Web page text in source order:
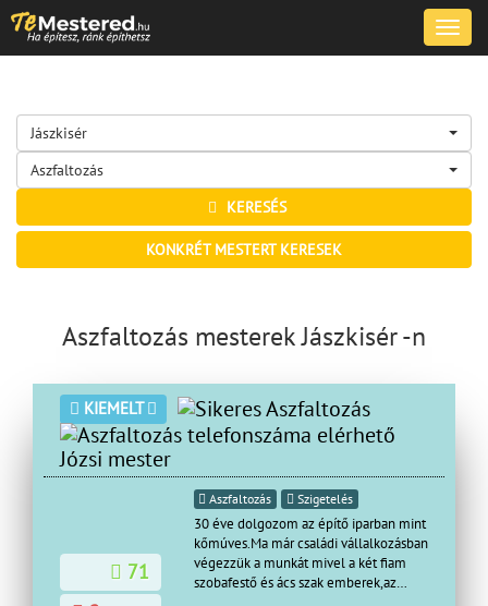
Toggle
Jászkisér
Aszfaltozás
KERESÉS
KONKRÉT MESTERT KERESEK
Aszfaltozás mesterek Jászkisér -n
KIEMELT
Józsi mester
71
Aszfaltozás Szigetelés
30 éve dolgozom az építő iparban mint
kőmúves.Ma már családi vállalkozásban
végezzük a munkát mivel a két fiam
szobafestő és ács szak emberek,az